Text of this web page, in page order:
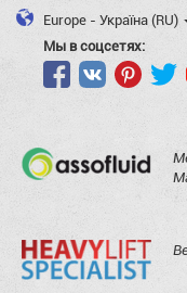
Europe - Україна (RU)
Мы в соцсетях: